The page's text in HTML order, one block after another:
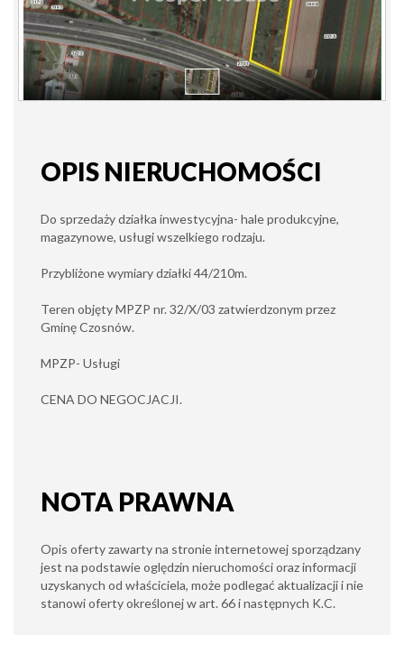
OPIS NIERUCHOMOŚCI
Do sprzedaży działka inwestycyjna- hale produkcyjne,
magazynowe, usługi wszelkiego rodzaju.
Przybliżone wymiary działki 44/210m.
Teren objęty MPZP nr. 32/X/03 zatwierdzonym przez
Gminę Czosnów.
MPZP- Usługi
CENA DO NEGOCJACJI.
NOTA PRAWNA
Opis oferty zawarty na stronie internetowej sporządzany
jest na podstawie oględzin nieruchomości oraz informacji
uzyskanych od właściciela, może podlegać aktualizacji i nie
stanowi oferty określonej w art. 66 i następnych K.C.